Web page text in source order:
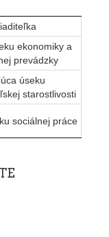
ekonomiky a
prevádzky
úseku
starostlivosti
sociálnej práce